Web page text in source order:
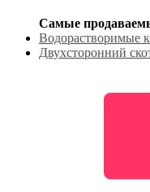
Самые
Водорастворимые
Двухсторонний